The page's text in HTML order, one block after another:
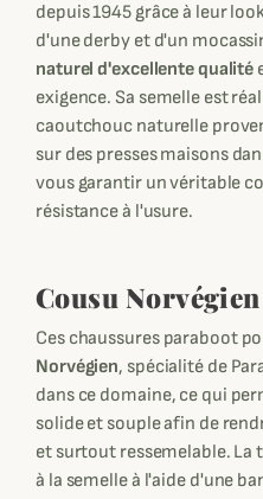
depuis 1945 grâce à leur
d'une derby et d'un
naturel d'excellente qualité
exigence. Sa semelle est
caoutchouc naturelle
sur des presses maisons
vous garantir un véritable
résistance à l'usure.
Cousu Norvégien
Ces chaussures paraboot
Norvégien, spécialité de
dans ce domaine, ce qui
solide et souple afin de
et surtout ressemelable. La
à la semelle à l'aide d'une